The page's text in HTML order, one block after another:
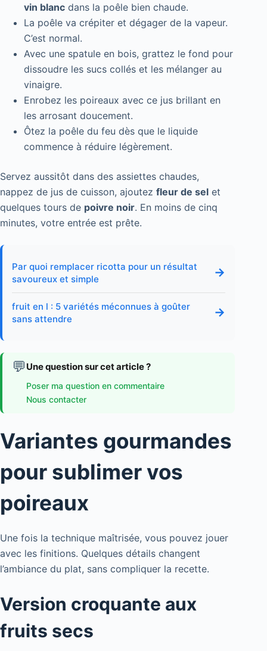
vin blanc dans la poêle bien chaude.
La poêle va crépiter et dégager de la vapeur.
C’est normal.
Avec une spatule en bois, grattez le fond pour
dissoudre les sucs collés et les mélanger au
vinaigre.
Enrobez les poireaux avec ce jus brillant en
les arrosant doucement.
Ôtez la poêle du feu dès que le liquide
commence à réduire légèrement.
Servez aussitôt dans des assiettes chaudes,
nappez de jus de cuisson, ajoutez fleur de sel et
quelques tours de poivre noir. En moins de cinq
minutes, votre entrée est prête.
Par quoi remplacer ricotta pour un résultat
savoureux et simple
→
fruit en l : 5 variétés méconnues à goûter
sans attendre
→
💬 Une question sur cet article ?
Poser ma question en commentaire
Nous contacter
Variantes gourmandes
pour sublimer vos
poireaux
Une fois la technique maîtrisée, vous pouvez jouer
avec les finitions. Quelques détails changent
l’ambiance du plat, sans compliquer la recette.
Version croquante aux
fruits secs